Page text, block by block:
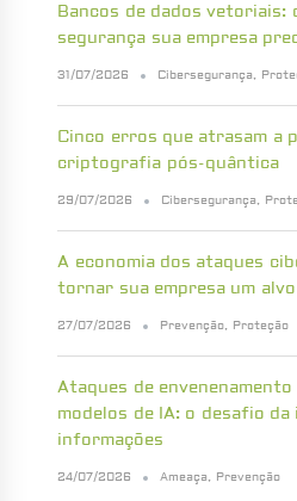
Bancos de dados vetoriais:
segurança sua empresa
31/07/2026 Cibersegurança,
Cinco erros que atrasam a
criptografia pós-quântica
29/07/2026 Cibersegurança,
A economia dos ataques
tornar sua empresa um
27/07/2026 Prevenção, Proteção
Ataques de envenenamento
modelos de IA: o desafio
informações
24/07/2026 Ameaça, Prevenção